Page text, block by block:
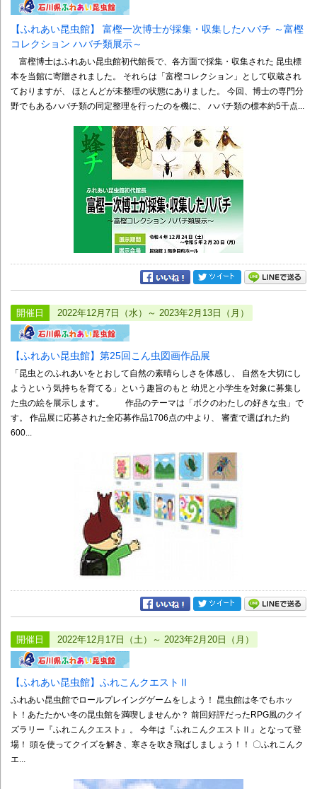
【ふれあい昆虫館】 富樫一次博士が採集・収集したハバチ ～富樫
コレクション ハバチ類展示～
富樫博士はふれあい昆虫館初代館長で、各方面で採集・収集された 昆虫標
本を当館に寄贈されました。 それらは「富樫コレクション」として収蔵され
ておりますが、 ほとんどが未整理の状態にありました。 今回、博士の専門分
野でもあるハバチ類の同定整理を行ったのを機に、 ハバチ類の標本約5千点...
開催日 2022年12月7日（水）～ 2023年2月13日（月）
【ふれあい昆虫館】第25回こん虫図画作品展
「昆虫とのふれあいをとおして自然の素晴らしさを体感し、 自然を大切にし
ようという気持ちを育てる」という趣旨のもと 幼児と小学生を対象に募集し
た虫の絵を展示します。 作品のテーマは「ボクのわたしの好きな虫」で
す。 作品展に応募された全応募作品1706点の中より、 審査で選ばれた約
600...
開催日 2022年12月17日（土）～ 2023年2月20日（月）
【ふれあい昆虫館】ふれこんクエストⅡ
ふれあい昆虫館でロールプレイングゲームをしよう！ 昆虫館は冬でもホッ
ト！あたたかい冬の昆虫館を満喫しませんか？ 前回好評だったRPG風のクイ
ズラリー『ふれこんクエスト』。 今年は『ふれこんクエストⅡ』となって登
場！ 頭を使ってクイズを解き、寒さを吹き飛ばしましょう！！ 〇ふれこんク
エ...